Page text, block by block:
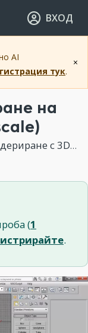
ВХОД
×
AI
тук.
на
с 3DS MAX
(1
.